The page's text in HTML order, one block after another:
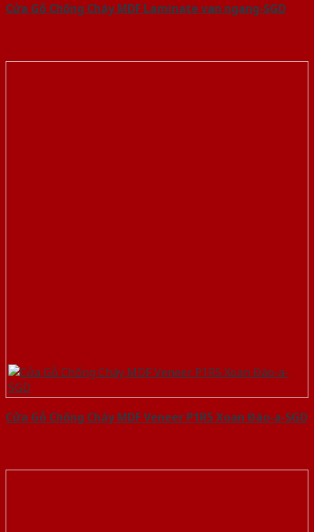
Cửa Gỗ Chống Cháy MDF Laminate van ngang-SGD
Cửa Gỗ Chống Cháy MDF Veneer P1R5 Xoan Đào-a-SGD